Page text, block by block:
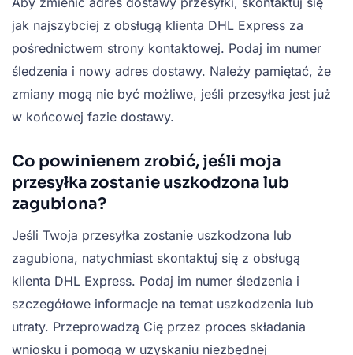
jak najszybciej z obsługą klienta DHL Express za
pośrednictwem strony kontaktowej. Podaj im numer
śledzenia i nowy adres dostawy. Należy pamiętać, że
zmiany mogą nie być możliwe, jeśli przesyłka jest już
w końcowej fazie dostawy.
Co powinienem zrobić, jeśli moja
przesyłka zostanie uszkodzona lub
zagubiona?
Jeśli Twoja przesyłka zostanie uszkodzona lub
zagubiona, natychmiast skontaktuj się z obsługą
klienta DHL Express. Podaj im numer śledzenia i
szczegółowe informacje na temat uszkodzenia lub
utraty. Przeprowadzą Cię przez proces składania
wniosku i pomogą w uzyskaniu niezbędnej